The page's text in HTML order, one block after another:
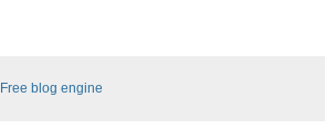
Free blog engine